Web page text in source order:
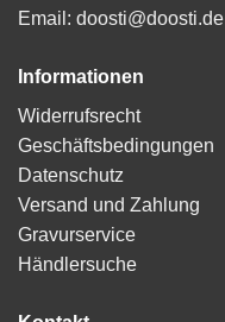
Email: doosti@doosti.de
Informationen
Widerrufsrecht
Geschäftsbedingungen
Datenschutz
Versand und Zahlung
Gravurservice
Händlersuche